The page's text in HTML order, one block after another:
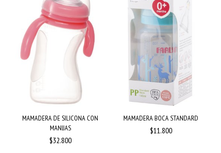
MAMADERA DE SILICONA CON
MANIJAS
$32.800
MAMADERA BOCA STANDARD
$11.800